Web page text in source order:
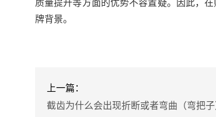
质量提升等方面的优势不容置疑。因此，
牌背景。
上一篇：
截齿为什么会出现折断或者弯曲（弯把子